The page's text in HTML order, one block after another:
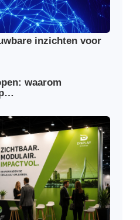
inzichten voor
waarom